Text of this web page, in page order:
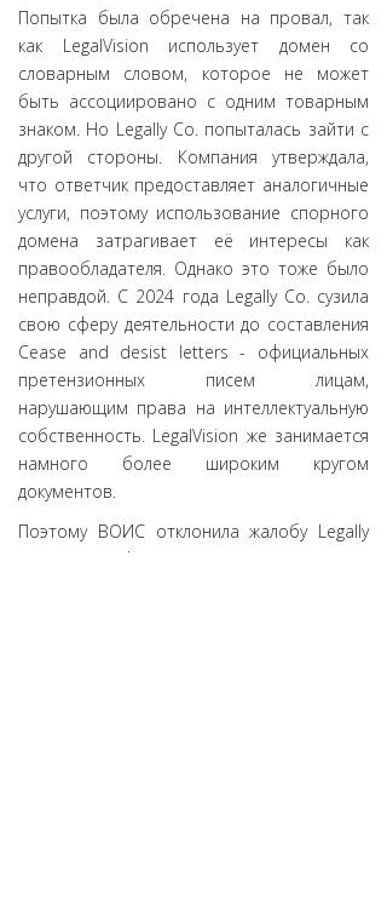
Попытка была обречена на провал, так
как LegalVision использует домен со
словарным словом, которое не может
быть ассоциировано с одним товарным
знаком. Но Legally Co. попыталась зайти с
другой стороны. Компания утверждала,
что ответчик предоставляет аналогичные
услуги, поэтому использование спорного
домена затрагивает её интересы как
правообладателя. Однако это тоже было
неправдой. С 2024 года Legally Co. сузила
свою сферу деятельности до составления
Cease and desist letters - официальных
претензионных писем лицам,
нарушающим права на интеллектуальную
собственность. LegalVision же занимается
намного более широким кругом
документов.
Поэтому ВОИС отклонила жалобу Legally
Co. и квалифицировала её как попытку